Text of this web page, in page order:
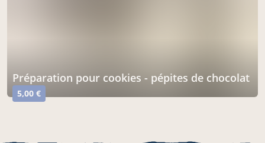
préparation pour cookies - pépites de chocolat
5,00 €